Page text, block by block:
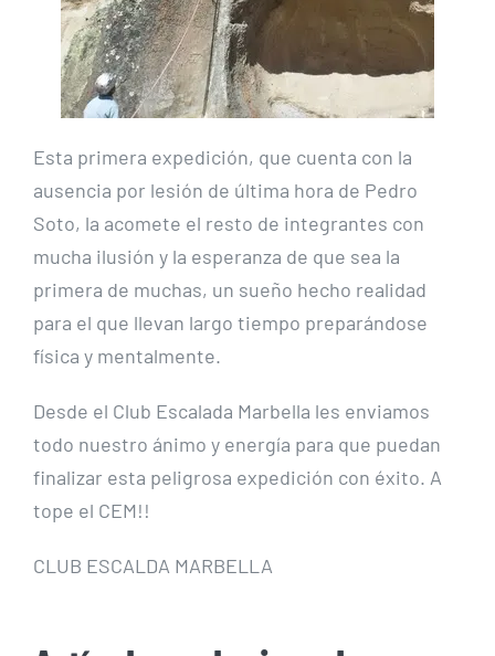
Esta primera expedición, que cuenta con la
ausencia por lesión de última hora de Pedro
Soto, la acomete el resto de integrantes con
mucha ilusión y la esperanza de que sea la
primera de muchas, un sueño hecho realidad
para el que llevan largo tiempo preparándose
física y mentalmente.
Desde el Club Escalada Marbella les enviamos
todo nuestro ánimo y energía para que puedan
finalizar esta peligrosa expedición con éxito. A
tope el CEM!!
CLUB ESCALDA MARBELLA